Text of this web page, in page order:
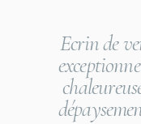
Ecrin de